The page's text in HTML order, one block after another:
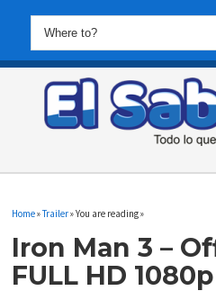
Home»Trailer» You are reading »
Iron Man 3 –
FULL HD 1080p